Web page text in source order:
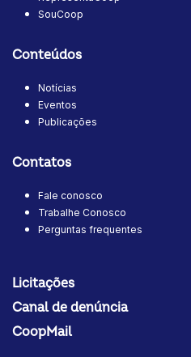
SouCoop
Conteúdos
Notícias
Eventos
Publicações
Contatos
Fale conosco
Trabalhe Conosco
Perguntas frequentes
Licitações
Canal de denúncia
CoopMail